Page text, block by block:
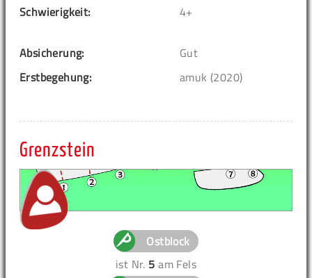
Schwierigkeit: 4+
Absicherung:
Gut
Erstbegehung:
amuk (2020)
Grenzstein
Ostblock
ist Nr. 5 am Fels